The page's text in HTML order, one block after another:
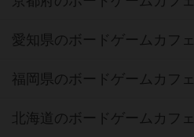
愛知県のボードゲームカフェ
福岡県のボードゲームカフェ
北海道のボードゲームカフェ